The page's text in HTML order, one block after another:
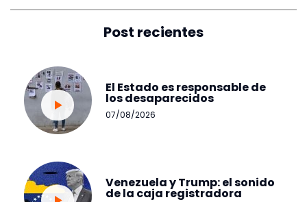
Post recientes
El Estado es responsable de
los desaparecidos
07/08/2026
Venezuela y Trump: el sonido
de la caja registradora